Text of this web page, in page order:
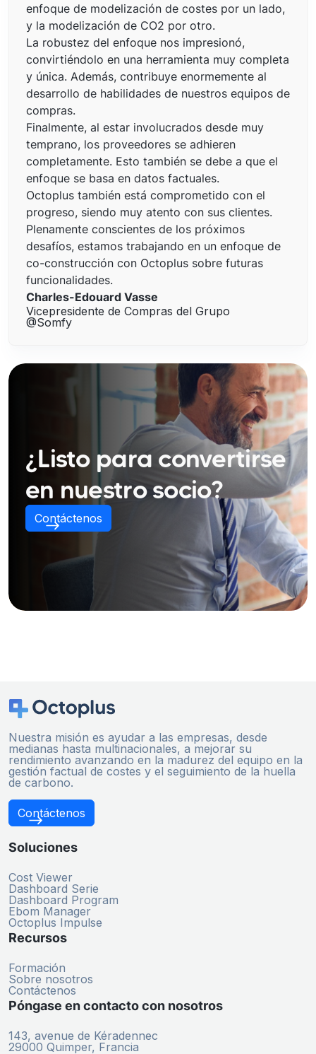
enfoque de modelización de costes por un lado,
y la modelización de CO2 por otro.
La robustez del enfoque nos impresionó,
convirtiéndolo en una herramienta muy completa
y única. Además, contribuye enormemente al
desarrollo de habilidades de nuestros equipos de
compras.
Finalmente, al estar involucrados desde muy
temprano, los proveedores se adhieren
completamente. Esto también se debe a que el
enfoque se basa en datos factuales.
Octoplus también está comprometido con el
progreso, siendo muy atento con sus clientes.
Plenamente conscientes de los próximos
desafíos, estamos trabajando en un enfoque de
co-construcción con Octoplus sobre futuras
funcionalidades.
Charles-Edouard Vasse
Vicepresidente de Compras del Grupo
@Somfy
¿Listo para convertirse
en nuestro socio?
Contáctenos
Nuestra misión es ayudar a las empresas, desde
medianas hasta multinacionales, a mejorar su
rendimiento avanzando en la madurez del equipo en la
gestión factual de costes y el seguimiento de la huella
de carbono.
Contáctenos
Soluciones
Cost Viewer
Dashboard Serie
Dashboard Program
Ebom Manager
Octoplus Impulse
Recursos
Formación
Sobre nosotros
Contáctenos
Póngase en contacto con nosotros
143, avenue de Kéradennec
29000 Quimper, Francia